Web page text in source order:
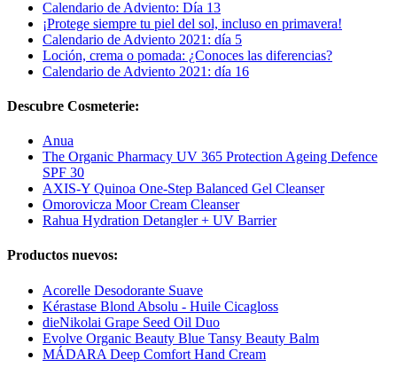
Calendario de Adviento: Día 13
¡Protege siempre tu piel del sol, incluso en primavera!
Calendario de Adviento 2021: día 5
Loción, crema o pomada: ¿Conoces las diferencias?
Calendario de Adviento 2021: día 16
Descubre Cosmeterie:
Anua
The Organic Pharmacy UV 365 Protection Ageing Defence
SPF 30
AXIS-Y Quinoa One-Step Balanced Gel Cleanser
Omorovicza Moor Cream Cleanser
Rahua Hydration Detangler + UV Barrier
Productos nuevos:
Acorelle Desodorante Suave
Kérastase Blond Absolu - Huile Cicagloss
dieNikolai Grape Seed Oil Duo
Evolve Organic Beauty Blue Tansy Beauty Balm
MÁDARA Deep Comfort Hand Cream